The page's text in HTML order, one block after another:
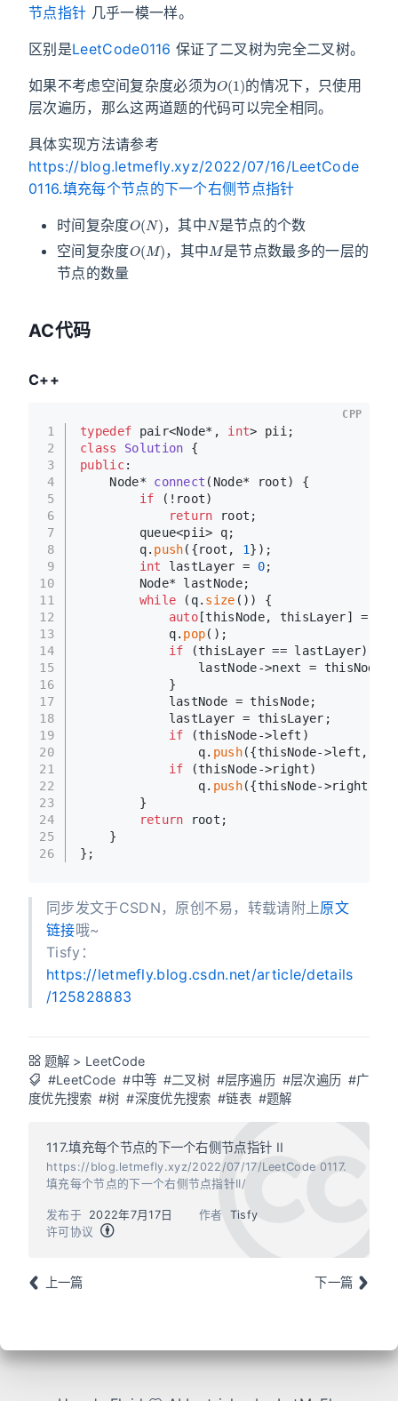
节点指针 几乎一模一样。
区别是LeetCode0116 保证了二叉树为完全二叉树。
如果不考虑空间复杂度必须为
的情况下，只使用
层次遍历，那么这两道题的代码可以完全相同。
具体实现方法请参考
https://blog.letmefly.xyz/2022/07/16/LeetCode
0116.填充每个节点的下一个右侧节点指针
时间复杂度 ，其中
是节点的个数
空间复杂度
O (M )
，其中
M
是节点数最多的一层的
节点的数量
AC代码
C++
1
2
3
4
5
6
7
8
9
10
11
12
13
14
15
16
17
18
19
20
21
22
23
24
25
26
typedef pair<Node*, int> pii;
class
Solution {
public:
Node* connect (Node* root)
{
if (!root)
return root;
        queue<pii> q;
        q.
push({root, 1});
int lastLayer = 0;
        Node* lastNode;
while (q. size ()) {
auto [thisNode, thisLayer] = q.
            q.
pop();
if (thisLayer == lastLayer) {
                lastNode->next = thisNode;
            }
            lastNode = thisNode;
            lastLayer = thisLayer;
if (thisNode->left)
                q.
push({thisNode->left,
if (thisNode->right)
                q.
push({thisNode->right,
        }
return root;
    }
};
CPP
同步发文于CSDN，原创不易，转载请附上原文
链接哦~
Tisfy：
https://letmefly.blog.csdn.net/article/details
/125828883
题解 > LeetCode
#LeetCode #中等 #二叉树 #层序遍历 #层次遍历 #广
度优先搜索 #树 #深度优先搜索 #链表 #题解
117.填充每个节点的下一个右侧节点指针 II
https://blog.letmefly.xyz/2022/07/17/LeetCode 0117.
填充每个节点的下一个右侧节点指针II/
作者 Tisfy
发布于
2022年7月17日
许可协议
上一篇 下一篇